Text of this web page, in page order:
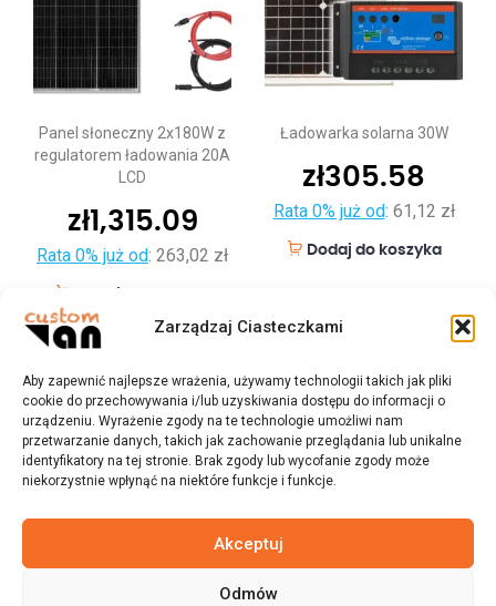
Zarządzaj Ciasteczkami
Aby zapewnić najlepsze wrażenia, używamy technologii takich jak pliki
cookie do przechowywania i/lub uzyskiwania dostępu do informacji o
urządzeniu. Wyrażenie zgody na te technologie umożliwi nam
przetwarzanie danych, takich jak zachowanie przeglądania lub unikalne
identyfikatory na tej stronie. Brak zgody lub wycofanie zgody może
niekorzystnie wpłynąć na niektóre funkcje i funkcje.
Akceptuj
Odmów
Panel słoneczny 2x180W z
regulatorem ładowania 20A
LCD
zł1,315.09
Rata 0% już od: 263,02 zł
Ładowarka solarna 30W
zł305.58
Rata 0% już od: 61,12 zł
Dodaj do koszyka